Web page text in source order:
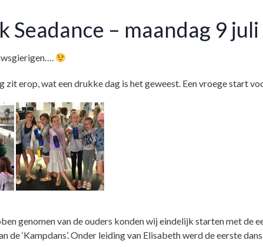
Seadance – maandag 9 juli
zit erop, wat een drukke dag is het geweest. Een vroege start
genomen van de ouders konden wij eindelijk starten met de
de ‘Kampdans’. Onder leiding van Elisabeth werd de eerste